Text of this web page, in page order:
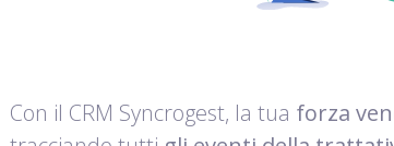
Con il CRM Syncrogest, la tua forza